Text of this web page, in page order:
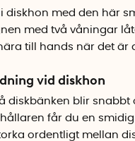
diskhon med den här
med två våningar
till hands när det är
vid diskhon
diskbänken blir snabbt
får du en
ordentligt mellan